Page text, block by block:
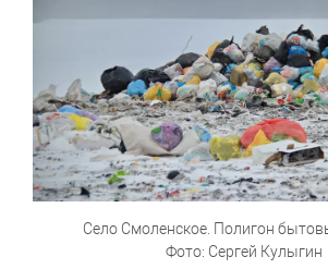
Село Смоленское. Полигон
Фото: Сергей Кулыгин